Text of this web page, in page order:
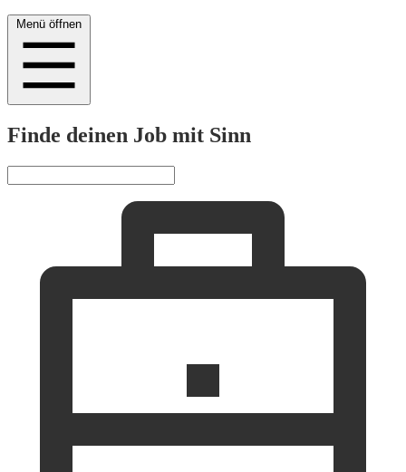
Menü öffnen
Finde deinen Job mit Sinn